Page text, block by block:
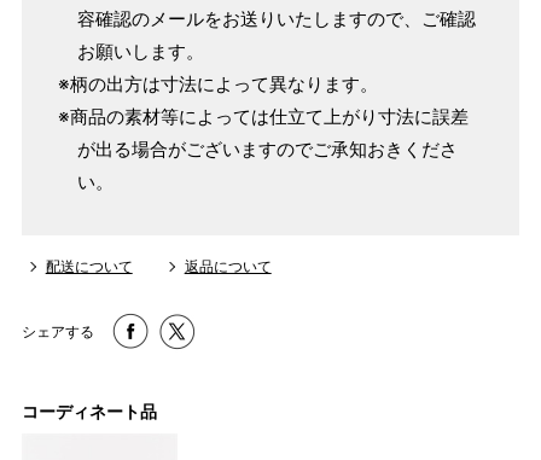
パターンオーダー（弊社規定のS～LLサイズより、身長・
ヒップを目安にサイズをお選びいただく）
マイサイズでお仕立て（お客様の希望サイズでお仕立て）
店舗で採寸（お近くの店舗でスタッフが採寸）
容確認のメールをお送りいたしますので、ご確認
お願いします。
※柄の出方は寸法によって異なります。
※商品の素材等によっては仕立て上がり寸法に誤差
が出る場合がございますのでご承知おきくださ
い。
配送について 返品について
シェアする
コーディネート品